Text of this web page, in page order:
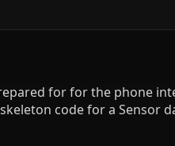
for for the phone
code for a Sensor